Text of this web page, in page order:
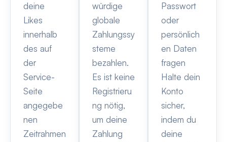
deine
Likes
innerhalb
des auf
der
Service-
Seite
angegebe
nen
Zeitrahmen
würdige
globale
Zahlungssy
steme
bezahlen.
Es ist keine
Registrieru
ng nötig,
um deine
Zahlung
Passwort
oder
persönlich
en Daten
fragen
Halte dein
Konto
sicher,
indem du
deine